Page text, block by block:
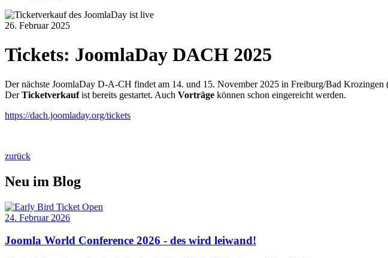
26. Februar 2025
Tickets: JoomlaDay DACH 2025
Der nächste JoomlaDay D-A-CH findet am 14. und 15. November 2025 in Freiburg/Bad Krozingen
DerTicketverkaufist bereits gestartet. Auch Vorträge können schon eingereicht werden.
https://dach.joomladay.org/tickets
zurück
Neu im Blog
24. Februar 2026
Joomla World Conference 2026 - des wird leiwand!